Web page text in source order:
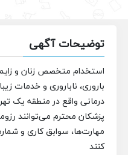
توضیحات آگهی
استخدام متخصص زنان و
باروری، ناباروری و خدمات
درمانی واقع در منطقه یک
پزشکان محترم می‌توانند
مهارت‌ها، سوابق کاری و
کنند